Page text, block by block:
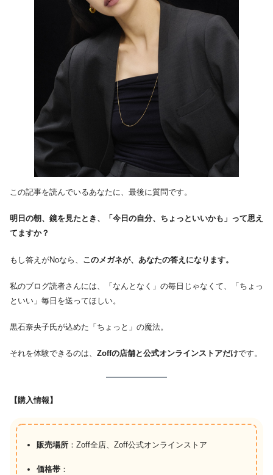
この記事を読んでいるあなたに、最後に質問です。
明日の朝、鏡を見たとき、「今日の自分、ちょっといいかも」って思え
てますか？
もし答えがNoなら、 このメガネが、あなたの答えになります。
私のブログ読者さんには、「なんとなく」の毎日じゃなくて、「ちょっ
といい」毎日を送ってほしい。
黒石奈央子氏が込めた「ちょっと」の魔法。
それを体験できるのは、 Zoffの店舗と公式オンラインストアだけです。
【購入情報】
販売場所 ：Zoff全店、Zoff公式オンラインストア
価格帯 ：